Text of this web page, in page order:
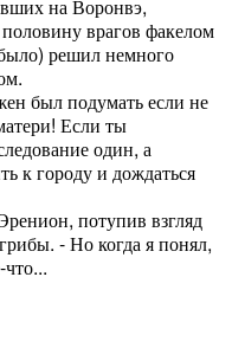
на Воронвэ,
врагов факелом
решил немного
был подумать если не
Если ты
один, а
к городу и дождаться
потупив взгляд
- Но когда я понял,